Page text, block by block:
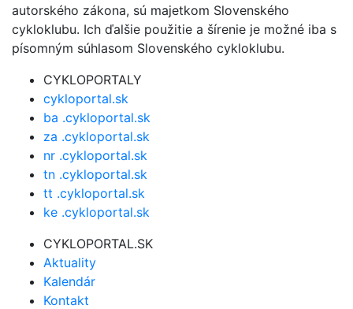
autorského zákona, sú majetkom Slovenského
cykloklubu. Ich ďalšie použitie a šírenie je možné iba s
písomným súhlasom Slovenského cykloklubu.
CYKLOPORTALY
cykloportal.sk
ba .cykloportal.sk
za .cykloportal.sk
nr .cykloportal.sk
tn .cykloportal.sk
tt .cykloportal.sk
ke .cykloportal.sk
CYKLOPORTAL.SK
Aktuality
Kalendár
Kontakt